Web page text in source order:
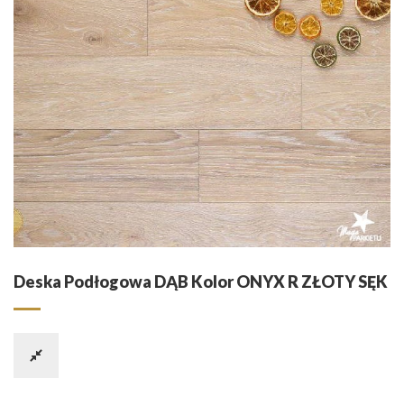
Deska Podłogowa DĄB Kolor ONYX R ZŁOTY SĘK